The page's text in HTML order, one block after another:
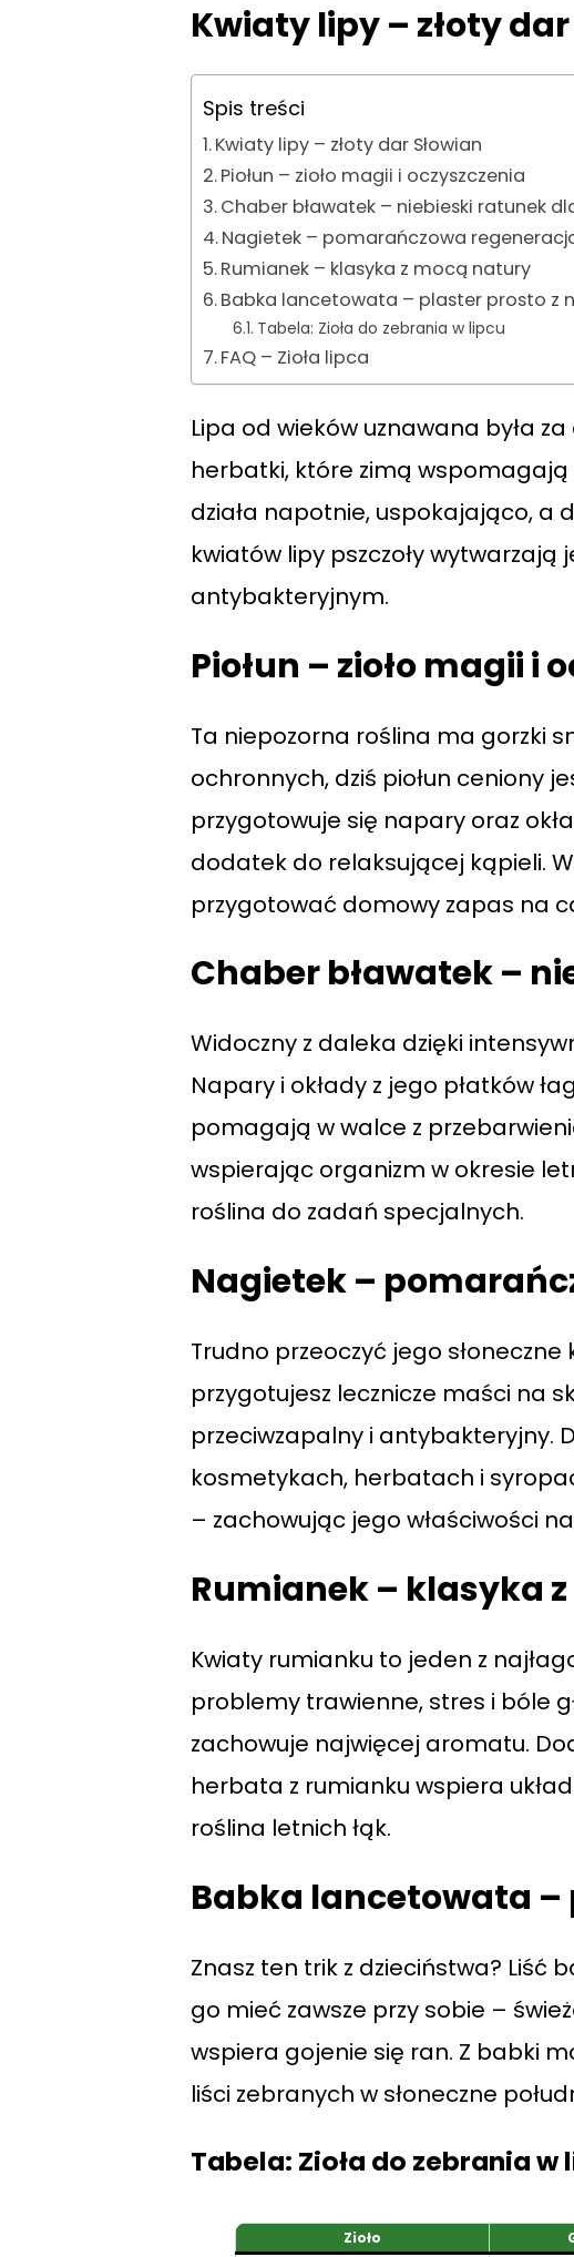
Kwiaty lipy – złoty dar
Spis treści
Kwiaty lipy – złoty dar Słowian
Piołun – zioło magii i oczyszczenia
Chaber bławatek – niebieski ratunek
Nagietek – pomarańczowa
Rumianek – klasyka z mocą natury
Babka lancetowata – plaster prosto z
Tabela: Zioła do zebrania w lipcu
FAQ – Zioła lipca
Lipa od wieków uznawana była
herbatki, które zimą wspomagają
działa napotnie, uspokajająco, a
kwiatów lipy pszczoły
antybakteryjnym.
Piołun – zioło magii i
Ta niepozorna roślina ma gorzki
ochronnych, dziś piołun ceniony
przygotowuje się napary oraz
dodatek do relaksującej kąpieli.
przygotować domowy zapas na
Chaber bławatek –
Widoczny z daleka dzięki
Napary i okłady z jego płatków
pomagają w walce z
wspierając organizm w okresie
roślina do zadań specjalnych.
Nagietek –
Trudno przeoczyć jego
przygotujesz lecznicze maści na
przeciwzapalny i antybakteryjny.
kosmetykach, herbatach i
– zachowując jego właściwości
Rumianek – klasyka
Kwiaty rumianku to jeden z
problemy trawienne, stres i bóle
zachowuje najwięcej aromatu.
herbata z rumianku wspiera
roślina letnich łąk.
Babka lancetowata
Znasz ten trik z dzieciństwa? Liść
go mieć zawsze przy sobie –
wspiera gojenie się ran. Z babki
liści zebranych w słoneczne
Tabela: Zioła do zebrania w
Zioło